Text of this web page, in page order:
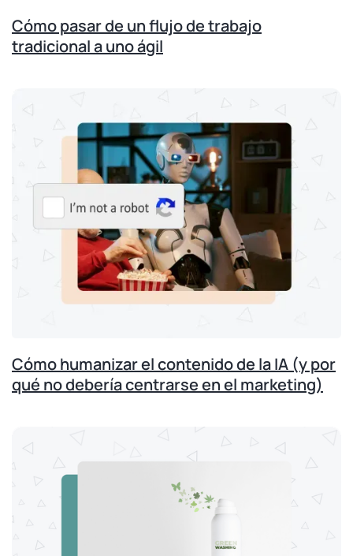
Cómo pasar de un flujo de trabajo
tradicional a uno ágil
Cómo humanizar el contenido de la IA (y por
qué no debería centrarse en el marketing)